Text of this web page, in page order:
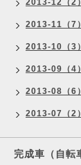
2013-12（2）
2013-11（7）
2013-10（3）
2013-09（4）
2013-08（6）
2013-07（2）
完成車（自転